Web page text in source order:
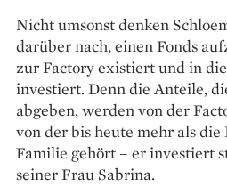
Nicht umsonst denken
darüber nach, einen Fonds
zur Factory existiert und in
investiert. Denn die Anteile,
abgeben, werden von der
von der bis heute mehr als
Familie gehört – er investiert
seiner Frau Sabrina.